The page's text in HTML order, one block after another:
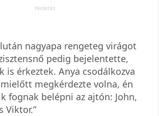
nagyapa rengeteg virágot
pedig bejelentette,
is érkeztek. Anya csodálkozva
megkérdezte volna, én
fognak belépni az ajtón: John,
Viktor.”